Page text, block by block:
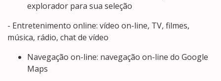
explorador para sua seleção
- Entretenimento online: vídeo on-line, TV, filmes,
música, rádio, chat de vídeo
Navegação on-line: navegação on-line do Google
Maps